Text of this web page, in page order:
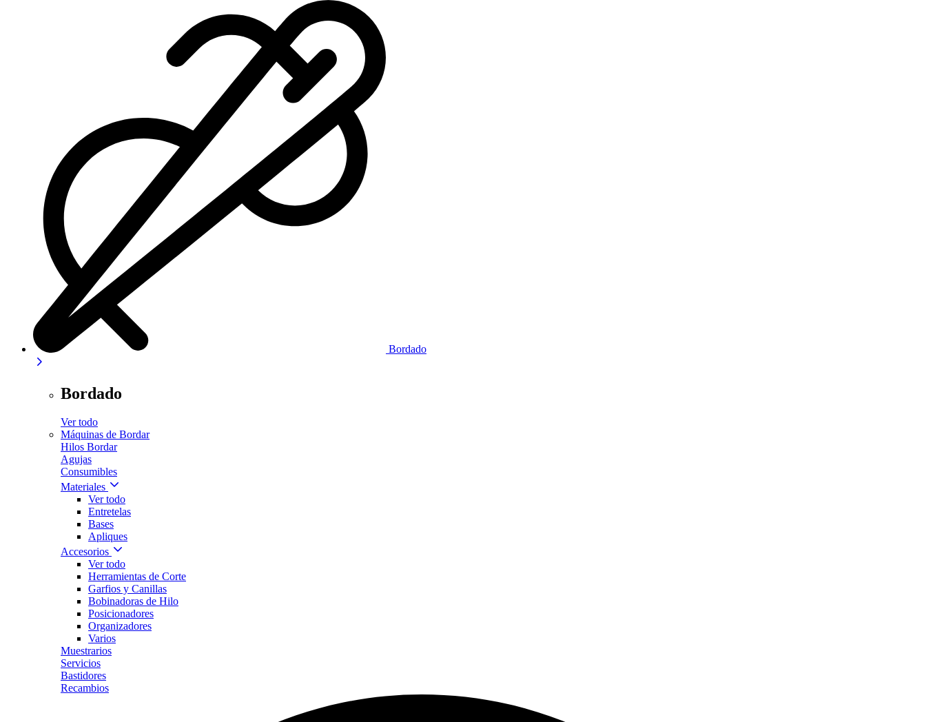
Bordado
Bordado
Ver todo
Máquinas de Bordar
Hilos Bordar
Agujas
Consumibles
Materiales
Ver todo
Entretelas
Bases
Apliques
Accesorios
Ver todo
Herramientas de Corte
Garfios y Canillas
Bobinadoras de Hilo
Posicionadores
Organizadores
Varios
Muestrarios
Servicios
Bastidores
Recambios